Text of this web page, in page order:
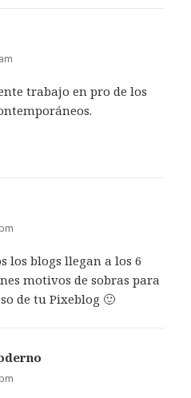
trabajo en pro de los
los blogs llegan a los 6
motivos de sobras para
de tu Pixeblog 🙂